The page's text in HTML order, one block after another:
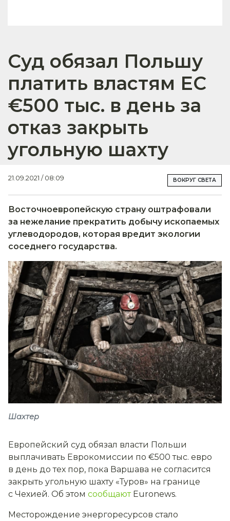
Суд обязал Польшу
платить властям ЕС
€500 тыс. в день за
отказ закрыть
угольную шахту
21.09.2021 / 08:09 ВОКРУГ СВЕТА
Восточноевропейскую страну оштрафовали
за нежелание прекратить добычу ископаемых
углеводородов, которая вредит экологии
соседнего государства.
Шахтер
Европейский суд обязал власти Польши
выплачивать Еврокомиссии по €500 тыс. евро
в день до тех пор, пока Варшава не согласится
закрыть угольную шахту «Туров» на границе
с Чехией. Об этом сообщаютEuronews.
Месторождение энергоресурсов стало